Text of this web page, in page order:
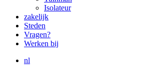
Isolateur
zakelijk
Steden
Vragen?
Werken bij
nl